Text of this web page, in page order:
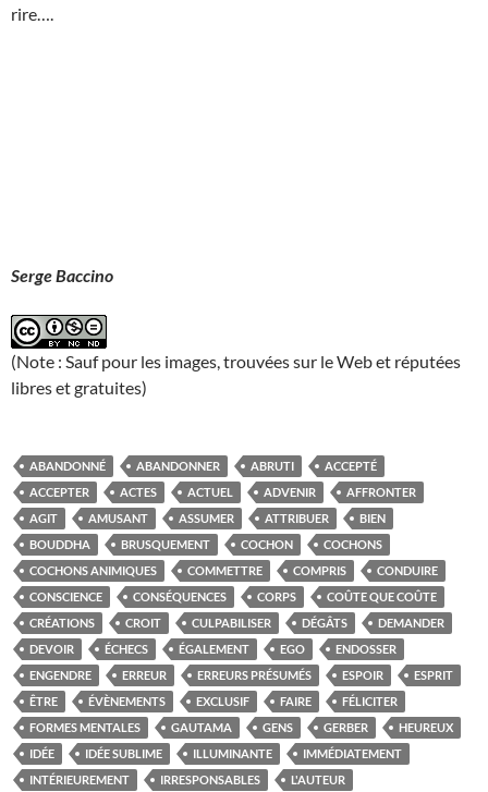
rire….
Serge Baccino
(Note : Sauf pour les images, trouvées sur le Web et réputées
libres et gratuites)
ABANDONNÉ ABANDONNER ABRUTI
ACCEPTÉ
ACCEPTER
ACTES ACTUEL ADVENIR
AFFRONTER
AGIT
AMUSANT ASSUMER ATTRIBUER
BIEN
BOUDDHA
BRUSQUEMENT COCHON
COCHONS
COCHONS ANIMIQUES
COMMETTRE COMPRIS
CONDUIRE
CONSCIENCE
CONSÉQUENCES CORPS
COÛTE QUE COÛTE
CRÉATIONS
CROIT CULPABILISER DÉGÂTS
DEMANDER
DEVOIR
ÉCHECS ÉGALEMENT EGO
ENDOSSER
ENGENDRE
ERREUR ERREURS PRÉSUMÉS ESPOIR
ESPRIT
ÊTRE
ÉVÈNEMENTS EXCLUSIF FAIRE
FÉLICITER
FORMES MENTALES
GAUTAMA GENS GERBER
HEUREUX
IDÉE
IDÉE SUBLIME ILLUMINANTE
IMMÉDIATEMENT
INTÉRIEUREMENT
IRRESPONSABLES
L'AUTEUR